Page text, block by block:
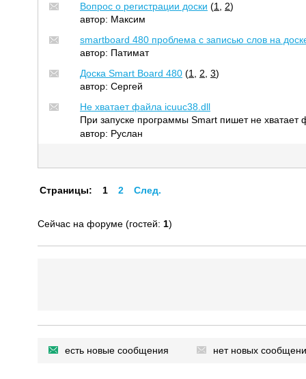
Вопрос о регистрации доски (1, 2)
автор: Максим
smartboard 480 проблема с записью слов на
автор: Патимат
Доска Smart Board 480 (1, 2, 3)
автор: Сергей
Не хватает файла icuuc38.dll
При запуске программы Smart пишет не хватает
автор: Руслан
Страницы: 1 2 След.
Сейчас на форуме (гостей: 1)
есть новые сообщения нет новых